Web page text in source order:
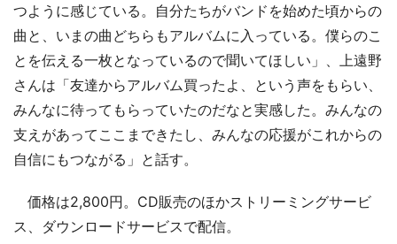
つように感じている。自分たちがバンドを始めた頃からの
曲と、いまの曲どちらもアルバムに入っている。僕らのこ
とを伝える一枚となっているので聞いてほしい」、上遠野
さんは「友達からアルバム買ったよ、という声をもらい、
みんなに待ってもらっていたのだなと実感した。みんなの
支えがあってここまできたし、みんなの応援がこれからの
自信にもつながる」と話す。
価格は2,800円。CD販売のほかストリーミングサービ
ス、ダウンロードサービスで配信。